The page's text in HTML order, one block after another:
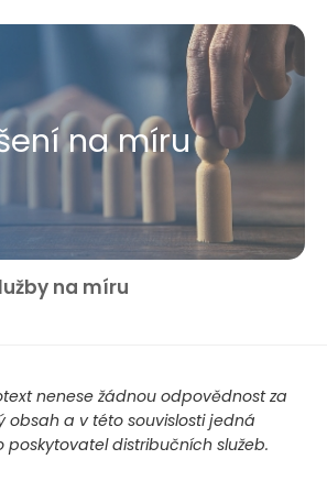
na míru
na míru
nenese žádnou odpovědnost za
obsah a v této souvislosti jedná
poskytovatel distribučních služeb.